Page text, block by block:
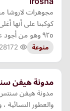
مجوهرات لاروشا
كوكبنا على أنها
٩٢٥ وهو من أجود عيارات الفضة
منوعة
مدونة هيفن
مدونة هيفن سنتس
والعطور النسائية